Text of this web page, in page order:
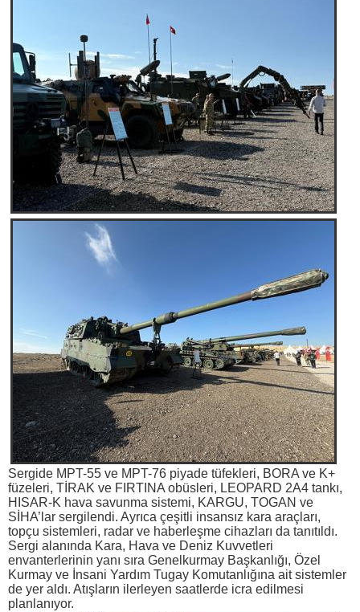
Sergide MPT-55 ve MPT-76 piyade tüfekleri, BORA ve K+
füzeleri, TİRAK ve FIRTINA obüsleri, LEOPARD 2A4 tankı,
HISAR-K hava savunma sistemi, KARGU, TOGAN ve
SİHA’lar sergilendi. Ayrıca çeşitli insansız kara araçları,
topçu sistemleri, radar ve haberleşme cihazları da tanıtıldı.
Sergi alanında Kara, Hava ve Deniz Kuvvetleri
envanterlerinin yanı sıra Genelkurmay Başkanlığı, Özel
Kurmay ve İnsani Yardım Tugay Komutanlığına ait sistemler
de yer aldı. Atışların ilerleyen saatlerde icra edilmesi
planlanıyor.